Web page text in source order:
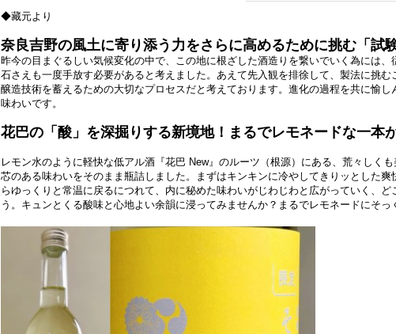
◆藏元より
奈良吉野の風土に寄り添う力をさらに高めるために挑む「試
昨今の目まぐるしい気候変化の中で、この地に根ざした酒造りを繋いでいく為には
石さえも⼀度手放す必要があると考えました。あえて先入観を排徐して、製法に挑
醸造技術を蓄えるための大切なプロセスだと考えております。進化の過程を共に愉
味わいです。
花巴の「酸」を深掘りする新境地！まるでレモネードな⼀本
レモン水のように軽快な低アル酒『花巴 New』のルーツ（根源）にある、荒々しく
芯のある味わいをそのまま瓶詰しました。まずはキンキンに冷やしてきりッとした
らゆっくりと常温に戻るにつれて、内に秘めた味わいがじわじわと広がっていく、ど
う。キュンとくる酸味と⼼地よい余韻に浸ってみませんか？まるでレモネードにそっ